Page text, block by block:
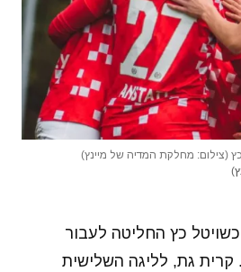
(צילום: מחלקת המדיה של מיינץ)
כץ החליטה לעבור
גת, לליגה השלישית